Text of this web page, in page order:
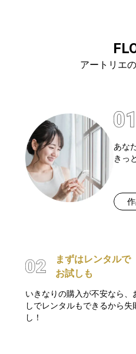
アートリエ
あな
きっ
まずはレンタルで
お試しも
いきなりの購入が不安なら、
しでレンタルもできるから失
し！